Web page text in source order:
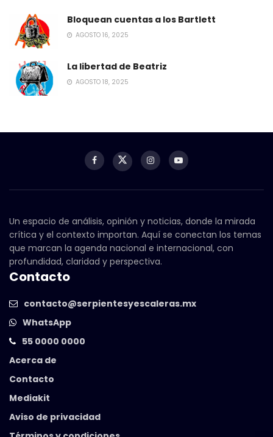
Bloquean cuentas a los Bartlett
AGOSTO 16, 2025
La libertad de Beatriz
AGOSTO 18, 2025
Un espacio de análisis, opinión y noticias, donde la mirada
crítica y el contexto importan. Aquí se conectan los temas
que marcan la agenda nacional e internacional, con
profundidad, claridad y perspectiva.
Contacto
contacto@serpientesyescaleras.mx
WhatsApp
55 0000 0000
Acerca de
Contacto
Mediakit
Aviso de privacidad